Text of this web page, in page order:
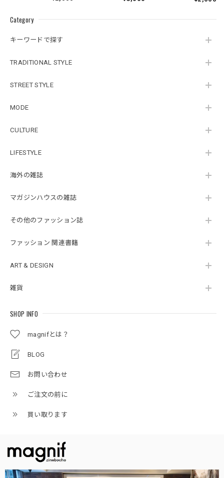
Category
キーワードで探す
TRADITIONAL STYLE
STREET STYLE
MODE
CULTURE
LIFESTYLE
海外の雑誌
マガジンハウスの雑誌
その他のファッション誌
ファッション 関連書籍
ART & DESIGN
雑貨
SHOP INFO
magnifとは？
BLOG
お問い合わせ
ご注文の前に
買い取ります